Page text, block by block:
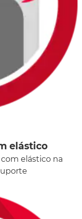
elástico
elástico na